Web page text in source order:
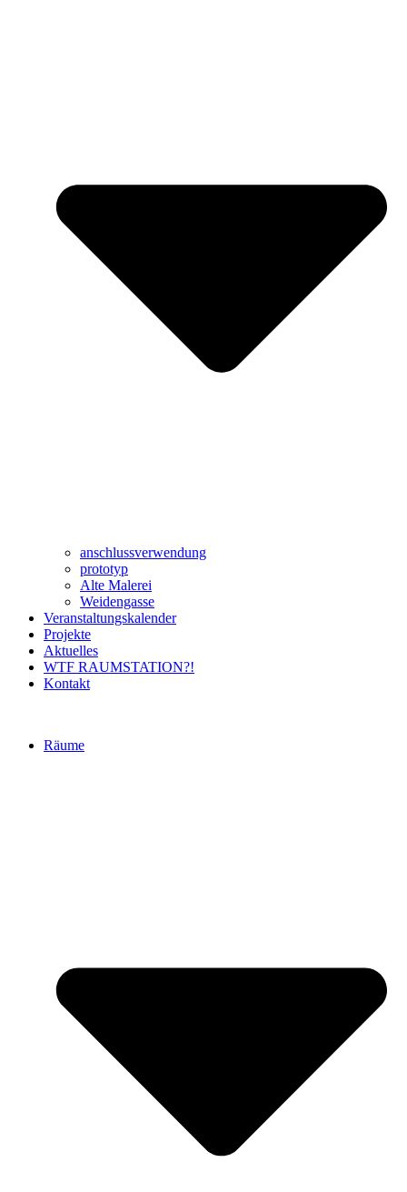
anschlussverwendung
prototyp
Alte Malerei
Weidengasse
Veranstaltungskalender
Projekte
Aktuelles
WTF RAUMSTATION?!
Kontakt
Räume